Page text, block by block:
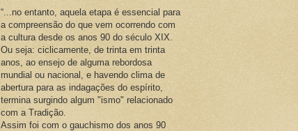
“...no entanto, aquela etapa é essencial para
a compreensão do que vem ocorrendo com
a cultura desde os anos 90 do século XIX.
Ou seja: ciclicamente, de trinta em trinta
anos, ao ensejo de alguma rebordosa
mundial ou nacional, e havendo clima de
abertura para as indagações do espírito,
termina surgindo algum "ismo" relacionado
com a Tradição.
Assim foi com o gauchismo dos anos 90